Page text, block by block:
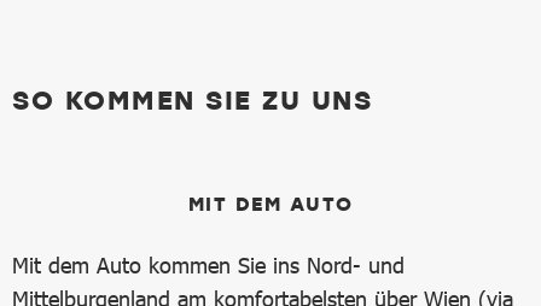
SO KOMMEN SIE ZU UNS
MIT DEM AUTO
Mit dem Auto kommen Sie ins Nord- und
Mittelburgenland am komfortabelsten über Wien (via